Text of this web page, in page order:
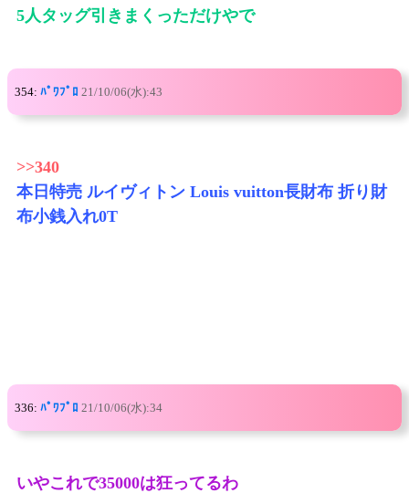
5人タッグ引きまくっただけやで
354: ﾊﾟﾜﾌﾟﾛ 21/10/06(水):43
>>340
本日特売 ルイヴィトン Louis vuitton長財布 折り財
布小銭入れ0T
336: ﾊﾟﾜﾌﾟﾛ 21/10/06(水):34
いやこれで35000は狂ってるわ